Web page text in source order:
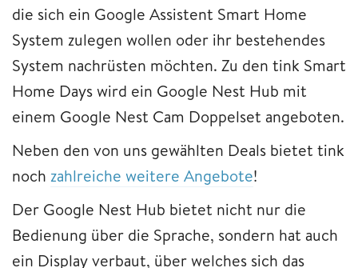
die sich ein Google Assistent Smart Home
System zulegen wollen oder ihr bestehendes
System nachrüsten möchten. Zu den tink Smart
Home Days wird ein Google Nest Hub mit
einem Google Nest Cam Doppelset angeboten.
Neben den von uns gewählten Deals bietet tink
noch zahlreiche weitere Angebote!
Der Google Nest Hub bietet nicht nur die
Bedienung über die Sprache, sondern hat auch
ein Display verbaut, über welches sich das